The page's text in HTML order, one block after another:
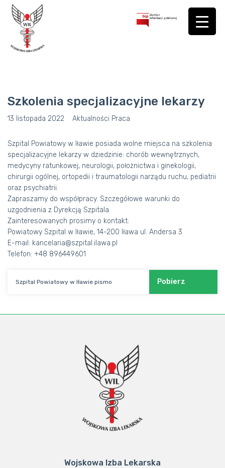
Szkolenia specjalizacyjne lekarzy
13 listopada 2022 Aktualności Praca
Szpital Powiatowy w Iławie posiada wolne miejsca na szkolenia
specjalizacyjne lekarzy w dziedzinie: chorób wewnętrznych,
medycyny ratunkowej, neurologii, położnictwa i ginekologii,
chirurgii ogólnej, ortopedii i traumatologii narządu ruchu, pediatrii
oraz psychiatrii.
Zapraszamy do współpracy. Szczegółowe warunki do
uzgodnienia z Dyrekcją Szpitala.
Zainteresowanych prosimy o kontakt:
Powiatowy Szpital w Iławie, 14-200 Iława ul. Andersa 3
E-mail: kancelaria@szpital.ilawa.pl
Telefon: +48 896449601
Szpital Powiatowy w Iławie pismo Pobierz
Wojskowa Izba Lekarska